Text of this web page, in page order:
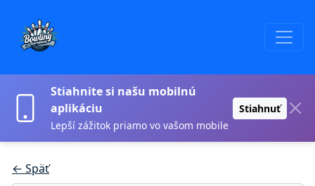
Stiahnite si našu mobilnú
aplikáciu
Lepší zážitok priamo vo vašom mobile
Stiahnuť
← Späť